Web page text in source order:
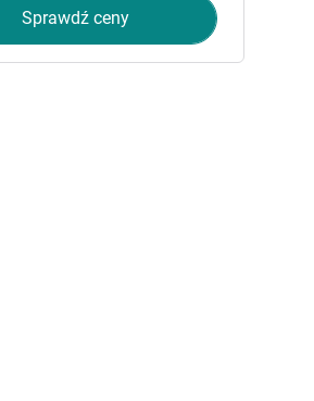
Sprawdź ceny